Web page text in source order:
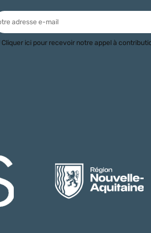
Cliquer ici pour recevoir notre appel à